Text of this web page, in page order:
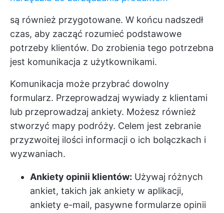
są również przygotowane. W końcu nadszedł
czas, aby zacząć rozumieć podstawowe
potrzeby klientów. Do zrobienia tego potrzebna
jest komunikacja z użytkownikami.
Komunikacja może przybrać dowolny
formularz. Przeprowadzaj wywiady z klientami
lub przeprowadzaj ankiety. Możesz również
stworzyć mapy podróży. Celem jest zebranie
przyzwoitej ilości informacji o ich bolączkach i
wyzwaniach.
Ankiety opinii klientów: Używaj różnych
ankiet, takich jak ankiety w aplikacji,
ankiety e-mail, pasywne formularze opinii